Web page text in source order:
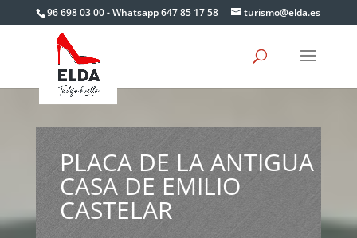
96 698 03 00 - Whatsapp 647 85 17 58 turismo@elda.es
PLACA DE LA ANTIGUA
CASA DE EMILIO
CASTELAR